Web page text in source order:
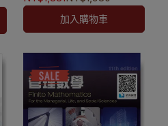
✅訂購數量5本以上另有優
惠，請洽LINE客服訂購
加入購物車